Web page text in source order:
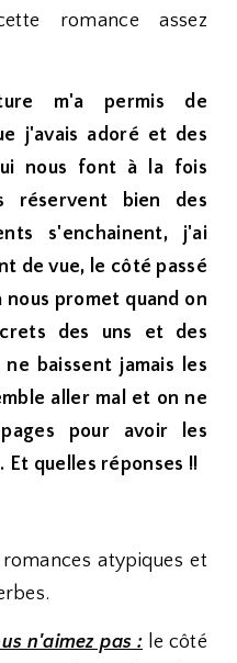
romance assez
m'a permis de
j'avais adoré et des
nous font à la fois
réservent bien des
s'enchainent, j'ai
de vue, le côté passé
promet quand on
des uns et des
baissent jamais les
aller mal et on ne
pour avoir les
Et quelles réponses !!
atypiques et
n'aimez pas : le côté